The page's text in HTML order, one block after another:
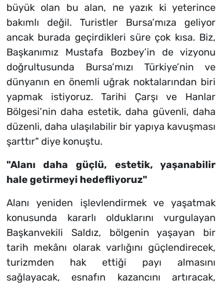
büyük olan bu alan, ne yazık ki yeterince
bakımlı değil. Turistler Bursa’mıza geliyor
ancak burada geçirdikleri süre çok kısa. Biz,
Başkanımız Mustafa Bozbey’in de vizyonu
doğrultusunda Bursa’mızı Türkiye’nin ve
dünyanın en önemli uğrak noktalarından biri
yapmak istiyoruz. Tarihi Çarşı ve Hanlar
Bölgesi’nin daha estetik, daha güvenli, daha
düzenli, daha ulaşılabilir bir yapıya kavuşması
şarttır" diye konuştu.
"Alanı daha güçlü, estetik, yaşanabilir
hale getirmeyi hedefliyoruz"
Alanı yeniden işlevlendirmek ve yaşatmak
konusunda kararlı olduklarını vurgulayan
Başkanvekili Saldız, bölgenin yaşayan bir
tarih mekânı olarak varlığını güçlendirecek,
turizmden hak ettiği payı almasını
sağlayacak, esnafın kazancını artıracak,